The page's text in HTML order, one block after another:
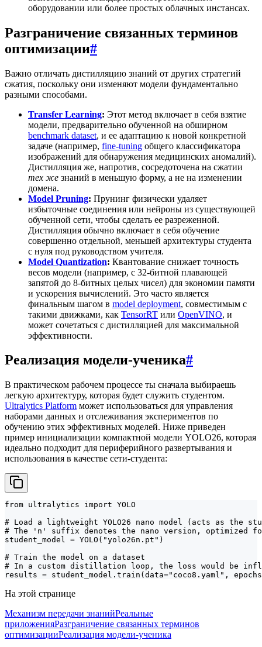
оборудовании или более простых облачных инстансах.
Разграничение связанных терминов
оптимизации#
Важно отличать дистилляцию знаний от других стратегий
сжатия, поскольку они изменяют модели фундаментально
разными способами.
Transfer Learning: Этот метод включает в себя взятие
модели, предварительно обученной на обширном
benchmark dataset, и ее адаптацию к новой конкретной
задаче (например, fine-tuning общего классификатора
изображений для обнаружения медицинских аномалий).
Дистилляция же, напротив, сосредоточена на сжатии
тех же знаний в меньшую форму, а не на изменении
домена.
Model Pruning: Прунинг физически удаляет
избыточные соединения или нейроны из существующей
обученной сети, чтобы сделать ее разреженной.
Дистилляция обычно включает в себя обучение
совершенно отдельной, меньшей архитектуры студента
с нуля под руководством учителя.
Model Quantization: Квантование снижает точность
весов модели (например, с 32-битной плавающей
запятой до 8-битных целых чисел) для экономии памяти
и ускорения вычислений. Это часто является
финальным шагом в model deployment, совместимым с
такими движками, как TensorRT или OpenVINO, и
может сочетаться с дистилляцией для максимальной
эффективности.
Реализация модели-ученика#
В практическом рабочем процессе ты сначала выбираешь
легкую архитектуру, которая будет служить студентом.
Ultralytics Platform может использоваться для управления
наборами данных и отслеживания экспериментов по
обучению этих эффективных моделей. Ниже приведен
пример инициализации компактной модели YOLO26, которая
идеально подходит для периферийного развертывания и
использования в качестве сети-студента:
from ultralytics import YOLO
# Load a lightweight YOLO26 nano model (acts as the
# The 'n' suffix denotes the nano version, optimized
student_model = YOLO("yolo26n.pt")
# Train the model on a dataset
# In a custom distillation loop, the loss would be
results = student_model.train(data="coco8.yaml",
На этой странице
Механизм передачи знанийРеальные
приложенияРазграничение связанных терминов
оптимизацииРеализация модели-ученика